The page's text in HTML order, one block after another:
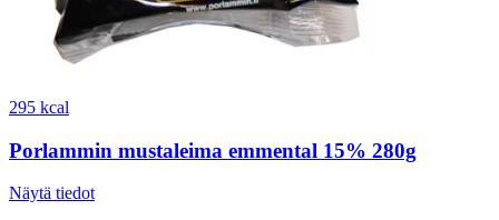
295 kcal
Porlammin mustaleima emmental 15% 280g
Näytä tiedot